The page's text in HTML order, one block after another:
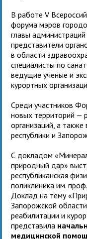
В работе V
форума мэров
главы
представители
в области
специалисты по
ведущие ученые и
курортных
Среди участников
новых территорий —
организаций, а
республики и
С докладом
природный дар»
республиканская
поликлиника им.
Доклад на тему
Запорожской
реабилитации и
представила
медицинской